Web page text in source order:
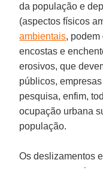
da população e
(aspectos físicos
ambientais, podem
encostas e
erosivos, que
públicos,
pesquisa, enfim,
ocupação urbana
população.
Os deslizamentos